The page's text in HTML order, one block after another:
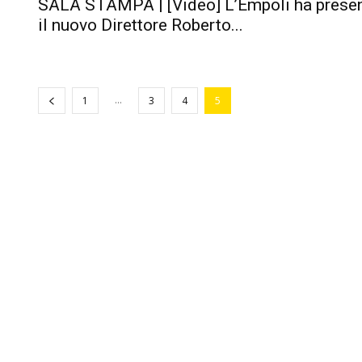
SALA STAMPA | [Video] L’Empoli ha
il nuovo Direttore Roberto...
1 ... 3 4 5